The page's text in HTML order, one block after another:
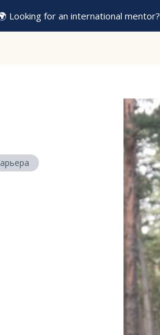
Looking for an international mentor?